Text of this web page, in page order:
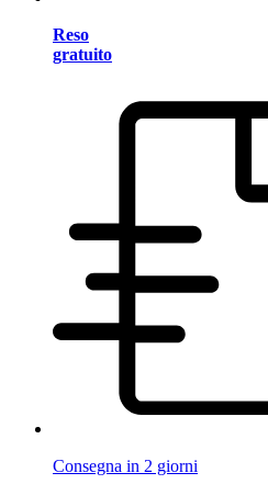
Reso
gratuito
Consegna in 2 giorni